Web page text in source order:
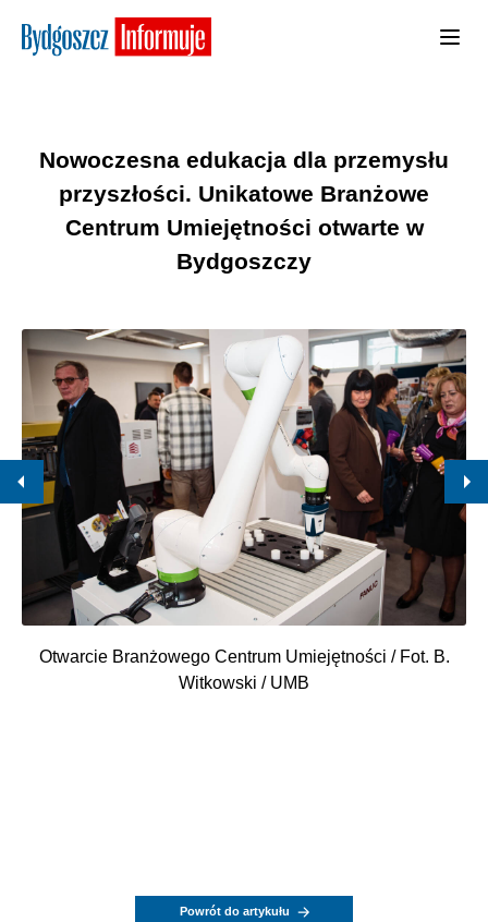
Nowoczesna edukacja dla przemysłu
przyszłości. Unikatowe Branżowe
Centrum Umiejętności otwarte w
Bydgoszczy
Otwarcie Branżowego Centrum Umiejętności / Fot. B.
Witkowski / UMB
Powrót do artykułu